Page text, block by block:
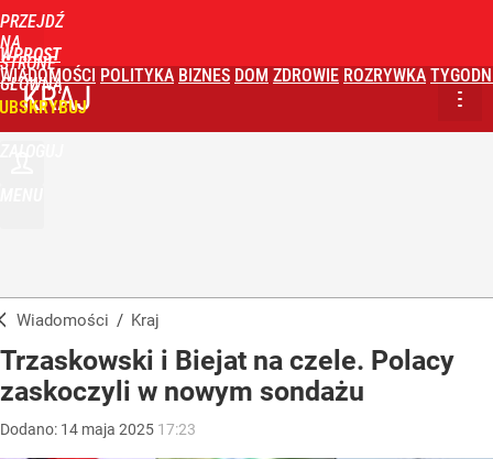
PRZEJDŹ
NA
STRONĘ
GŁÓWNĄ
WPROST
WIADOMOŚCI POLITYKA BIZNES DOM ZDROWIE ROZRYWKA
KRAJ
Wiadomości / Kraj
Trzaskowski i Biejat na czele. Polacy
zaskoczyli w nowym sondażu
Dodano: 14 maja 2025 17:23